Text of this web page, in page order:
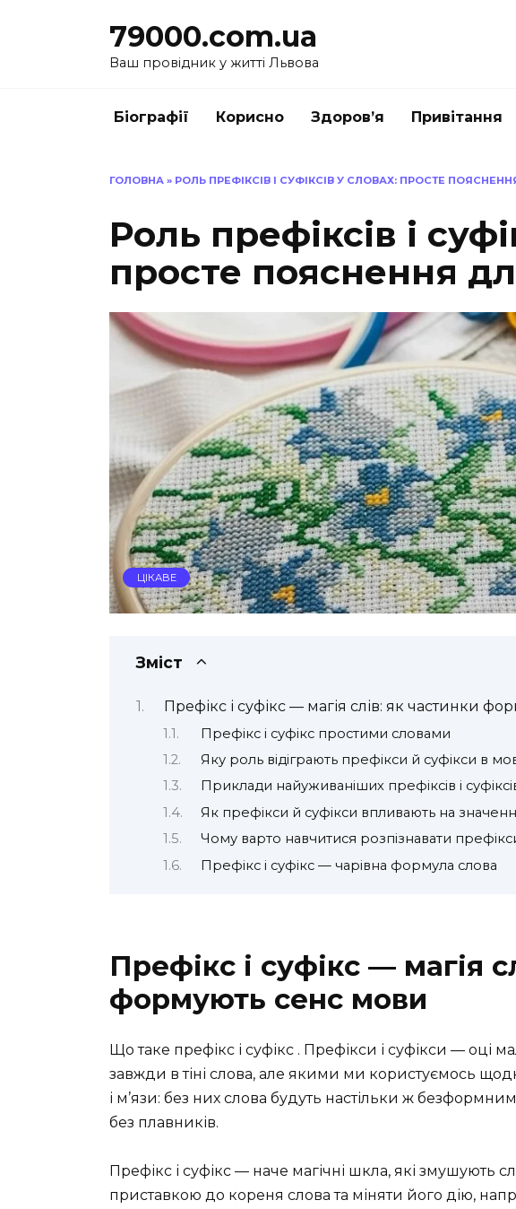
79000.com.ua
Ваш провідник у житті Львова
Біографії Корисно Здоров’я Привітання
ГОЛОВНА » РОЛЬ ПРЕФІКСІВ І СУФІКСІВ У СЛОВАХ: ПРОСТЕ
Роль префіксів і
просте пояснення
ЦІКАВЕ
Зміст
Префікс і суфікс — магія слів: як частинки
Префікс і суфікс простими словами
Яку роль відіграють префікси й суфікси в
Приклади найуживаніших префіксів і
Як префікси й суфікси впливають на
Чому варто навчитися розпізнавати
Префікс і суфікс — чарівна формула слова
Префікс і суфікс — магія
формують сенс мови
Що таке префікс і суфікс . Префікси і суфікси — оці
завжди в тіні слова, але якими ми користуємось
і м’язи: без них слова будуть настільки ж
без плавників.
Префікс і суфікс — наче магічні шкла, які змушують
приставкою до кореня слова та міняти його дію,